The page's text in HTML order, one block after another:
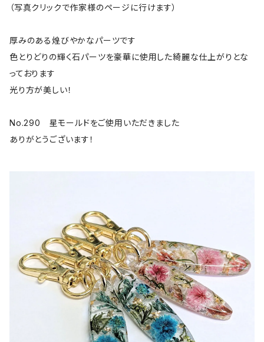
（写真クリックで作家様のページに行けます）
厚みのある煌びやかなパーツです
色とりどりの輝く石パーツを豪華に使用した綺麗な仕上がりとな
っております
光り方が美しい！
No.290 星モールドをご使用いただきました
ありがとうございます！